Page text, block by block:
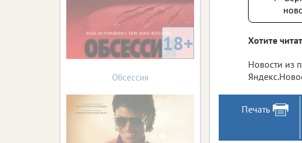
Хотите
Новости из
Печать
18+
Обсессия